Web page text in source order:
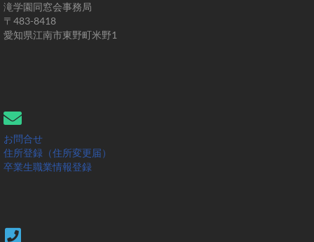
滝学園同窓会事務局
〒483-8418
愛知県江南市東野町米野1
お問合せ
住所登録（住所変更届）
卒業生職業情報登録